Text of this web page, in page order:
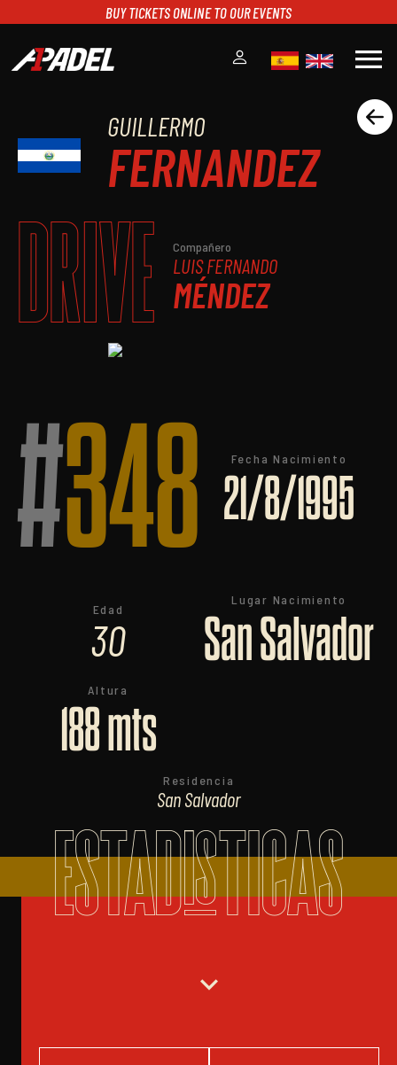
BUY TICKETS ONLINE TO OUR EVENTS
menu
A1PADEL
CALENDARIO
TORNEOS
SCOREBOARD
STREAMING
GUILLERMO
FERNANDEZ
DRIVE Compañero
LUIS FERNANDO
MÉNDEZ
#348 Fecha Nacimiento
21/8/1995
Edad
30
Lugar Nacimiento
San Salvador
Altura
188 mts
Residencia
San Salvador
ESTADISTICAS
expand_more